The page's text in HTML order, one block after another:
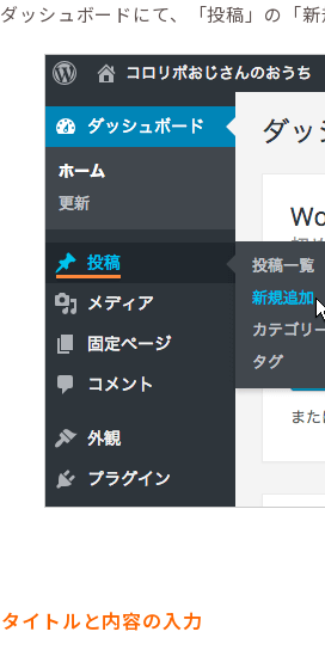
ダッシュボードにて、「投稿」の「新
タイトルと内容の入力